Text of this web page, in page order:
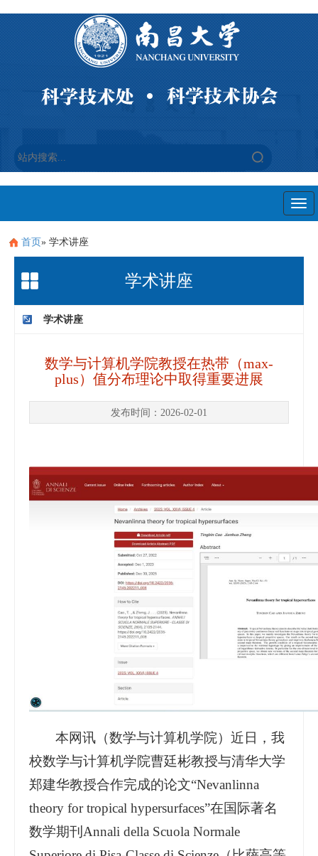
首页» 学术讲座
学术讲座
学术讲座
数学与计算机学院教授在热带（max-
plus）值分布理论中取得重要进展
发布时间：2026-02-01
本网讯 （数学与计算机学院）近日，我
校数学与计算机学院曹廷彬教授与清华大学
郑建华教授合作完成的论文“Nevanlinna
theory for tropical hypersurfaces”在国际著名
数学期刊Annali della Scuola Normale